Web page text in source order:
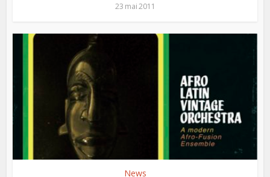
23 mai 2011
News